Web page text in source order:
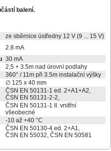
balení.
ze sběrnice ústředny 12 V (9 ... 15 V)
2.8 mA
30 mA
2,5 + 3.5m nad úrovní podlahy
360° / 11m při 3.5m instalační výšky
∅ 125 x 40 mm
ČSN EN 50131-1 ed. 2+A1+A2,
ČSN EN 50131-2-2,
ČSN EN 50131-1 II. vnitřní
všeobecné
-10 až +40 °C
ČSN EN 50130-4 ed. 2+A1,
ČSN EN 55032, ČSN EN 50581